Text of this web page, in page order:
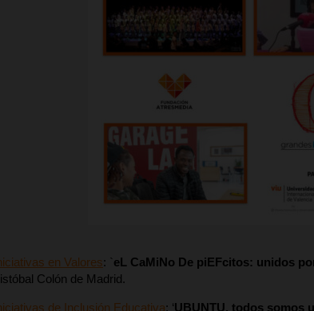
en Valores: `eL CaMiNo De piEFcitos: unidos
Colón de Madrid.
de Inclusión Educativa: ‘UBUNTU, todos somos